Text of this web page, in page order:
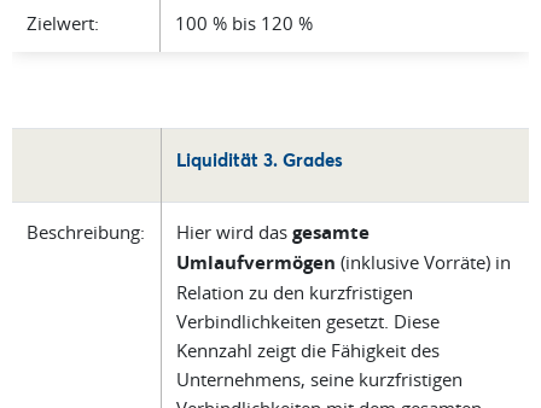
Zielwert: 100 % bis 120 %
Liquidität 3. Grades
Beschreibung: Hier wird das gesamte
Umlaufvermögen (inklusive Vorräte) in
Relation zu den kurzfristigen
Verbindlichkeiten gesetzt. Diese
Kennzahl zeigt die Fähigkeit des
Unternehmens, seine kurzfristigen